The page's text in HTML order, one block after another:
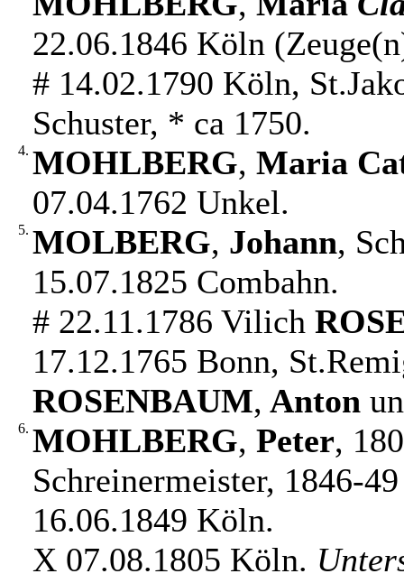
22.06.1846 Köln
# 14.02.1790 Köln,
Schuster, * ca 1750.
4. MOHLBERG, Maria
07.04.1762 Unkel.
5. MOLBERG, Johann,
15.07.1825 Combahn.
# 22.11.1786 Vilich
17.12.1765 Bonn,
ROSENBAUM, Anton
6. MOHLBERG, Peter,
Schreinermeister, 1846-
16.06.1849 Köln.
X 07.08.1805 Köln.